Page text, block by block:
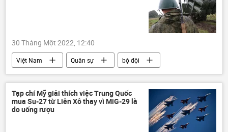
30 Tháng Một 2022, 12:40
Việt Nam Quân sự bộ đội
Tạp chí Mỹ giải thích việc Trung Quốc
mua Su-27 từ Liên Xô thay vì MiG-29 là
do uống rượu